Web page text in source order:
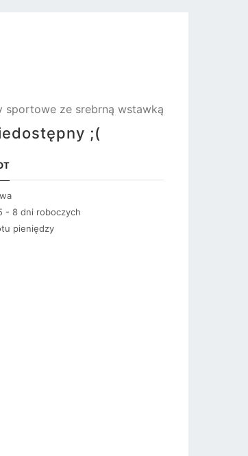
sportowe ze srebrną wstawką
;(
- 8 dni roboczych
pieniędzy